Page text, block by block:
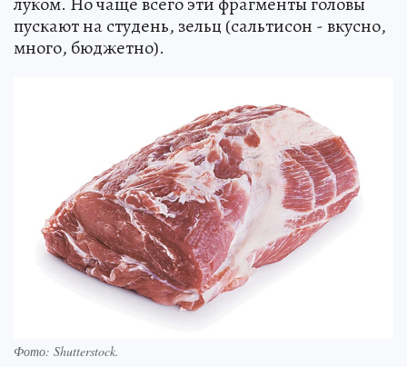
пускают на студень, зельц (сальтисон - вкусно,
много, бюджетно).
Фото: Shutterstock.